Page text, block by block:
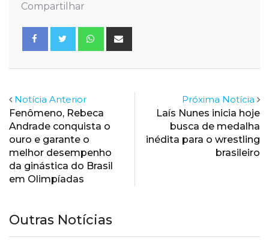
Compartilhar
Whatsapp
Notícia Anterior
Fenômeno, Rebeca
Andrade conquista o
ouro e garante o
melhor desempenho
da ginástica do Brasil
em Olimpíadas
Próxima Notícia
Laís Nunes inicia hoje
busca de medalha
inédita para o wrestling
brasileiro
Outras Notícias